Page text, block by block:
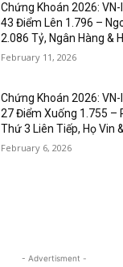
Chứng Khoán 2026:
43 Điểm Lên 1.796 –
2.086 Tỷ, Ngân Hàng &
February 11, 2026
Chứng Khoán 2026:
27 Điểm Xuống 1.755 –
Thứ 3 Liên Tiếp, Họ Vin
February 6, 2026
- Advertisment -